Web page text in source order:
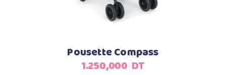
Pousette Compass
1.250,000 DT